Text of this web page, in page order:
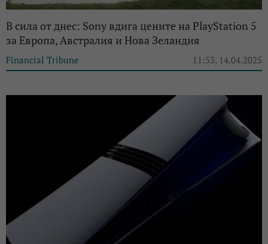
В сила от днес: Sony вдига цените на PlayStation 5
за Европа, Австралия и Нова Зеландия
Financial Tribune 11:53, 14.04.2025